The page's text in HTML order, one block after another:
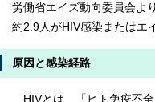
労働省エイズ動向委員会よ
約2.9人がHIV感染またはエ
原因と感染経路
HIVとは、「ヒト免疫不